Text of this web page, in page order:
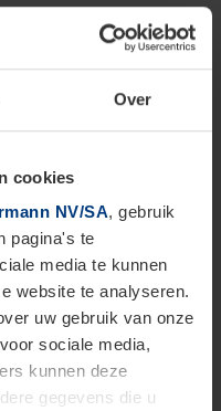
Over
cookies
NV/SA, gebruik
pagina's te
media te kunnen
website te analyseren.
uw gebruik van onze
sociale media,
kunnen deze
gegevens die u